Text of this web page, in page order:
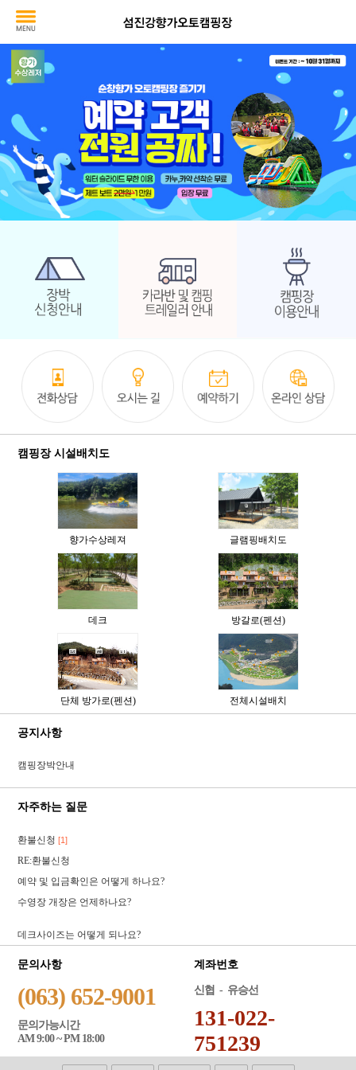
캠핑장 시설배치도
향가수상레져 글램핑배치도
데크 방갈로(펜션)
단체 방가로(펜션) 전체시설배치
공지사항
캠핑장박안내
자주하는 질문
환불신청 [1]
RE:환불신청
예약 및 입금확인은 어떻게 하나요?
수영장 개장은 언제하나요?
데크사이즈는 어떻게 되나요?
문의사항
(063) 652-9001
문의가능시간
AM 9:00 ~ PM 18:00
계좌번호
신협 - 유승선
131-022-
751239